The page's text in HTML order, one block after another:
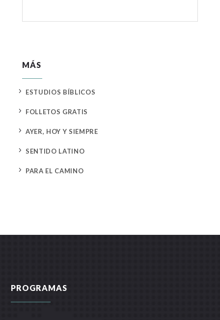
MÁS
5 ESTUDIOS BÍBLICOS
5 FOLLETOS GRATIS
5 AYER, HOY Y SIEMPRE
5 SENTIDO LATINO
5 PARA EL CAMINO
PROGRAMAS